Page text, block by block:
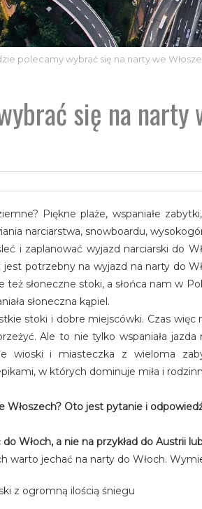
polecamy wybrać się na narty we
się na
Piękne plaże, wspaniałe
narciarstwa, snowboardu,
i zaplanować wyjazd narciarski do
potrzebny na wyjazd na narty do
też słoneczne stoki, a słońca nam w
słoneczna kąpiel.
stoki i dobre miejscówki. Czas
Ale to nie tylko wspaniała jazda
wioski i miasteczka z wieloma
w których dominuje miła i
Włoszech? Oto jest pytanie i
Włoch, a nie na przykład do Austrii
warto jechać na narty do Włoch.
z ogromną ilością śniegu